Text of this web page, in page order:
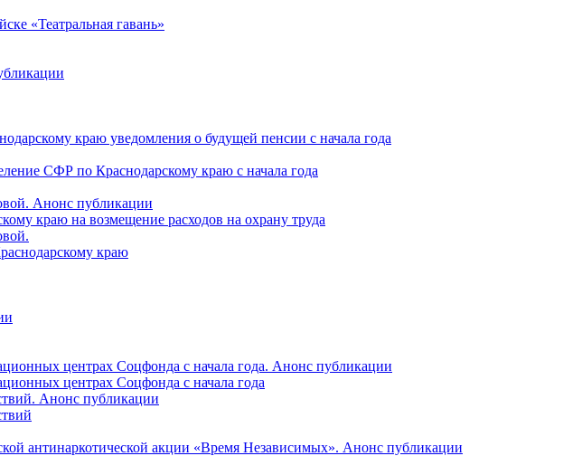
«Театральная гавань»
краю уведомления о будущей пенсии с начала года
СФР по Краснодарскому краю с начала года
Анонс публикации
краю на возмещение расходов на охрану труда
краю
центрах Соцфонда с начала года. Анонс публикации
центрах Соцфонда с начала года
Анонс публикации
антинаркотической акции «Время Независимых». Анонс публикации